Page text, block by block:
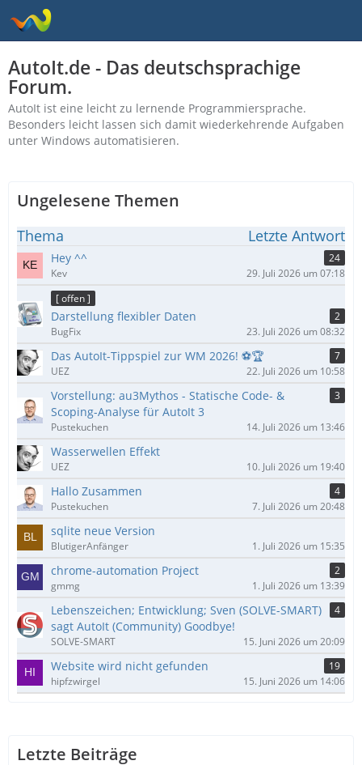
AutoIt.de - Das deutschsprachige
Forum.
AutoIt ist eine leicht zu lernende Programmiersprache.
Besonders leicht lassen sich damit wiederkehrende Aufgaben
unter Windows automatisieren.
Ungelesene Themen
Thema Letzte Antwort
Hey ^^
24
Kev
29. Juli 2026 um 07:18
[ offen ]
Darstellung flexibler Daten
2
BugFix
23. Juli 2026 um 08:32
Das AutoIt-Tippspiel zur WM 2026! ⚽🏆
7
UEZ
22. Juli 2026 um 10:58
Vorstellung: au3Mythos - Statische Code- &
Scoping-Analyse für AutoIt 3
3
Pustekuchen 14. Juli 2026 um 13:46
Wasserwellen Effekt
UEZ 10. Juli 2026 um 19:40
Hallo Zusammen
4
Pustekuchen
7. Juli 2026 um 20:48
sqlite neue Version
BlutigerAnfänger 1. Juli 2026 um 15:35
chrome-automation Project
2
gmmg
1. Juli 2026 um 13:39
Lebenszeichen; Entwicklung; Sven (SOLVE-SMART)
sagt AutoIt (Community) Goodbye!
4
SOLVE-SMART 15. Juni 2026 um 20:09
Website wird nicht gefunden
19
hipfzwirgel
15. Juni 2026 um 14:06
Letzte Beiträge